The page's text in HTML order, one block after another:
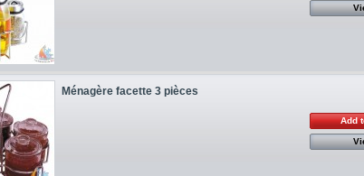
Ménagère facette 3 pièces
Add